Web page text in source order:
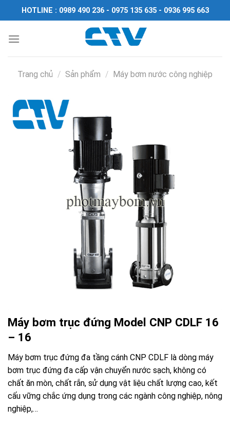
Chuyển
đến
dung
HOTLINE : 0989 490 236 - 0975 135 635 - 0936 995 663
Trang chủ / Sản phẩm / Máy bơm nước công nghiệp
Máy bơm trục đứng Model CNP CDLF 16
– 16
Máy bơm trục đứng đa tầng cánh CNP CDLF là dòng máy
bơm trục đứng đa cấp vận chuyển nước sạch, không có
chất ăn mòn, chất rắn, sử dụng vật liệu chất lượng cao, kết
cấu vững chắc ứng dụng trong các ngành công nghiệp, nông
nghiệp,…